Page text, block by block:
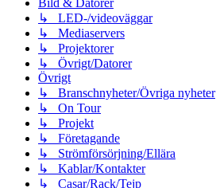
↳ LED-/videoväggar
↳ Mediaservers
↳ Projektorer
↳ Övrigt/Datorer
Övrigt
↳ Branschnyheter/Övriga nyheter
↳ On Tour
↳ Projekt
↳ Företagande
↳ Strömförsörjning/Ellära
↳ Kablar/Kontakter
↳ Casar/Rack/Tejp